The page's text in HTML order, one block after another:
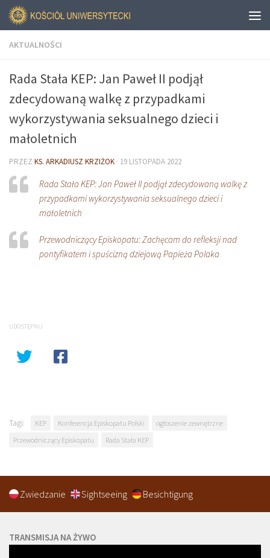
AKTUALNOŚCI
Rada Stała KEP: Jan Paweł II podjął
zdecydowaną walkę z przypadkami
wykorzystywania seksualnego dzieci i
małoletnich
PRZEZ KS. ARKADIUSZ KRZIŻOK · 19 LISTOPADA 2022
Rada Stała KEP: Jan Paweł II podjął zdecydowaną walkę z
przypadkami wykorzystywania seksualnego dzieci i
małoletnich
Przewodniczący Episkopatu: Zachęcam do refleksji nad
pontyfikatem i spuścizną dziejową Papieża Polaka
UDOSTĘPNIJ
Tagi: KEP Konferencja Episkopatu Polski
ogłoszenie zewnętrzne
Przewodniczący Episkopatu
Rada Stała KEP
Zwiedzanie Sightseeing Besichtigung
TRANSMISJA NA ŻYWO